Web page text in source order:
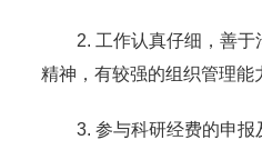
2. 工作认真仔细，善于
精神，有较强的组织管理能
3. 参与科研经费的申报